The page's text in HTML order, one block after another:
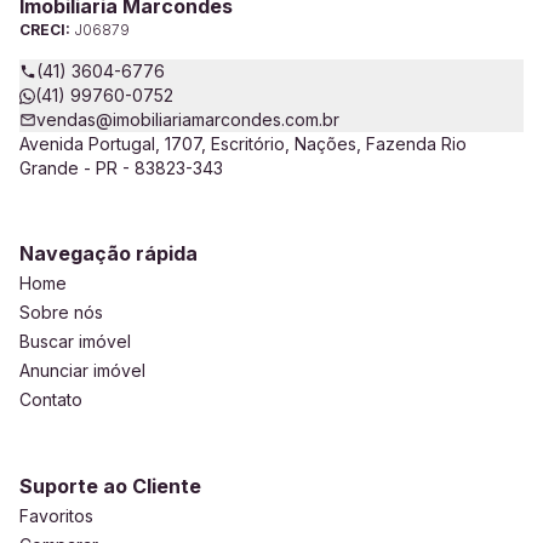
Imobiliaria Marcondes
CRECI: J06879
(41) 3604-6776
(41) 99760-0752
vendas@imobiliariamarcondes.com.br
Avenida Portugal, 1707, Escritório, Nações, Fazenda Rio
Grande - PR - 83823-343
Navegação rápida
Home
Sobre nós
Buscar imóvel
Anunciar imóvel
Contato
Suporte ao Cliente
Favoritos